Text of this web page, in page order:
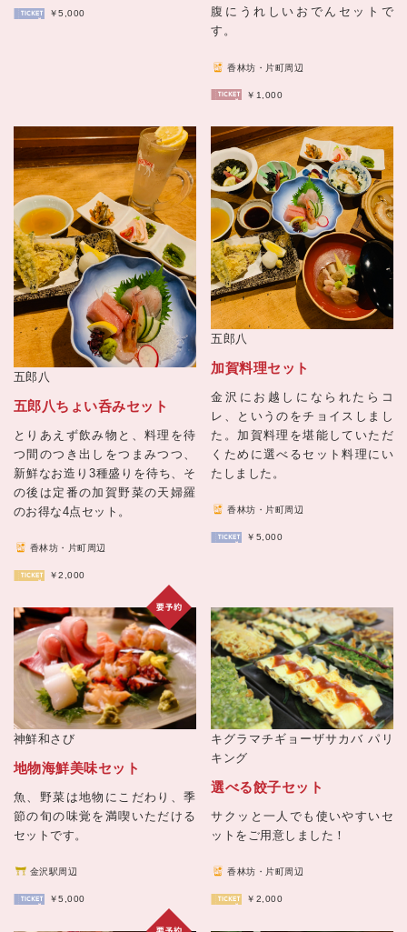
￥5,000
腹にうれしいおでんセットで
す。
香林坊・片町周辺
￥1,000
五郎八
五郎八ちょい呑みセット
とりあえず飲み物と、料理を待
つ間のつき出しをつまみつつ、
新鮮なお造り3種盛りを待ち、そ
の後は定番の加賀野菜の天婦羅
のお得な4点セット。
香林坊・片町周辺
￥2,000
五郎八
加賀料理セット
金沢にお越しになられたらコ
レ、というのをチョイスしまし
た。加賀料理を堪能していただ
くために選べるセット料理にい
たしました。
香林坊・片町周辺
￥5,000
神鮮和さび
地物海鮮美味セット
魚、野菜は地物にこだわり、季
節の旬の味覚を満喫いただける
セットです。
金沢駅周辺
￥5,000
キグラマチギョーザサカバ パリ
キング
選べる餃子セット
サクッと一人でも使いやすいセ
ットをご用意しました！
香林坊・片町周辺
￥2,000